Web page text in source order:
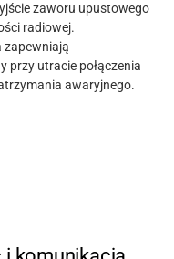
zaworu upustowego
radiowej.
zapewniają
przy utracie połączenia
awaryjnego.